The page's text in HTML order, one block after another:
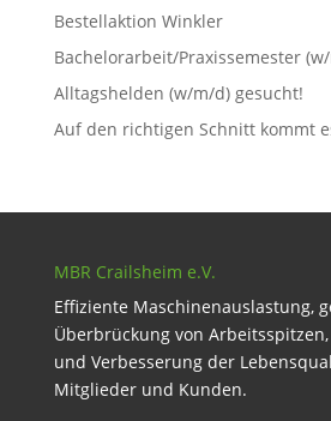
Bestellaktion Winkler
Bachelorarbeit/Praxissemester
Alltagshelden (w/m/d) gesucht!
Auf den richtigen Schnitt kommt
MBR Crailsheim e.V.
Effiziente Maschinenauslastung,
Überbrückung von
und Verbesserung der
Mitglieder und Kunden.